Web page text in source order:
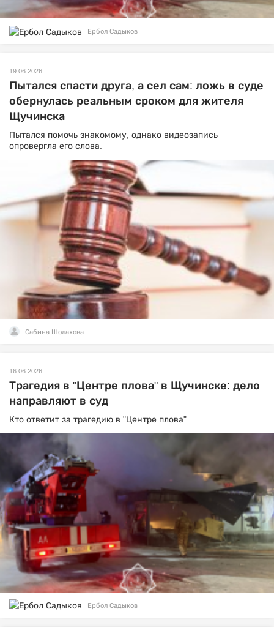
Ербол Садыков
19.06.2026
Пытался спасти друга, а сел сам: ложь в суде
обернулась реальным сроком для жителя
Щучинска
Пытался помочь знакомому, однако видеозапись
опровергла его слова.
Сабина Шолахова
16.06.2026
Трагедия в "Центре плова" в Щучинске: дело
направляют в суд
Кто ответит за трагедию в "Центре плова".
Ербол Садыков